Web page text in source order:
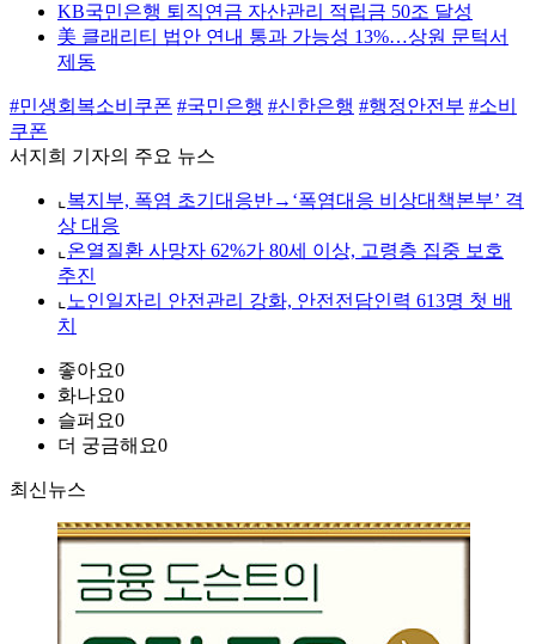
KB국민은행 퇴직연금 자산관리 적립금 50조 달성
美 클래리티 법안 연내 통과 가능성 13%…상원 문턱서
제동
#민생회복소비쿠폰 #국민은행 #신한은행 #행정안전부 #소비
쿠폰
서지희 기자의 주요 뉴스
⌞ 복지부, 폭염 초기대응반→‘폭염대응 비상대책본부’ 격
상 대응
⌞ 온열질환 사망자 62%가 80세 이상, 고령층 집중 보호
추진
⌞ 노인일자리 안전관리 강화, 안전전담인력 613명 첫 배
치
좋아요0
화나요0
슬퍼요0
더 궁금해요0
최신뉴스